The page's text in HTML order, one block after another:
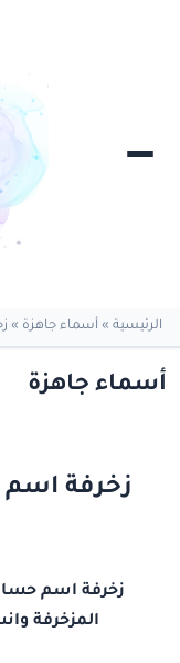
الرئيسية » أسماء جاهزة »
أسماء جاهزة
زخرفة
زخرفة اسم
المزخرفة